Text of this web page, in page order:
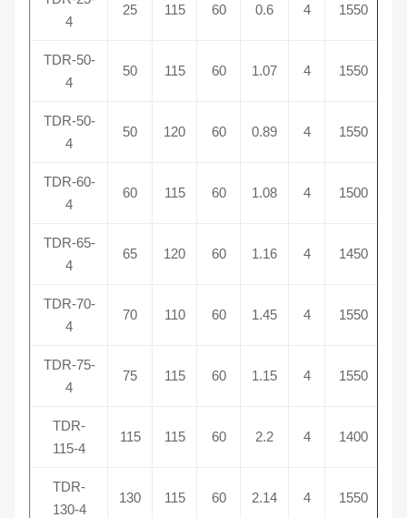
4
25 115 60 0.6 4 1550
TDR-50-
4
50 115 60 1.07 4 1550
TDR-50-
4
50 120 60 0.89 4 1550
TDR-60-
4
60 115 60 1.08 4 1500
TDR-65-
4
65 120 60 1.16 4 1450
TDR-70-
4
70 110 60 1.45 4 1550
TDR-75-
4
75 115 60 1.15 4 1550
TDR-
115-4
115 115 60 2.2 4 1400
TDR-
130-4
130 115 60 2.14 4 1550